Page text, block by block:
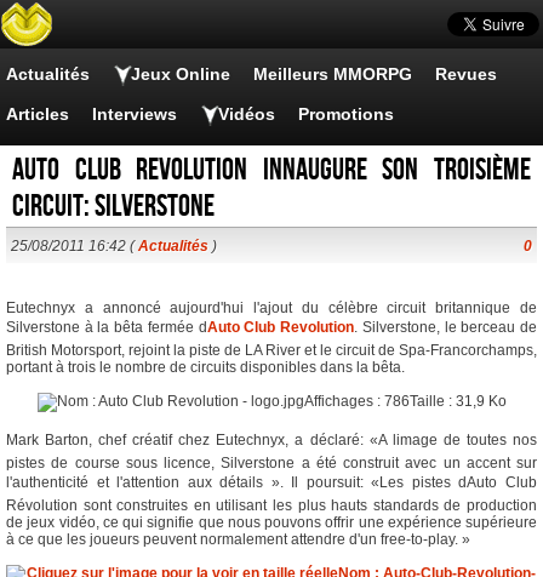
Actualités Jeux Online Meilleurs MMORPG Revues
Articles Interviews Vidéos Promotions
Auto Club Revolution innaugure son troisième
circuit: Silverstone
25/08/2011 16:42 (Actualités ) 0
Eutechnyx a annoncé aujourd'hui l'ajout du célèbre circuit britannique de
Silverstone à la bêta fermée dAuto Club Revolution. Silverstone, le berceau de
British Motorsport, rejoint la piste de LA River et le circuit de Spa-Francorchamps,
portant à trois le nombre de circuits disponibles dans la bêta.
Mark Barton, chef créatif chez Eutechnyx, a déclaré: «A limage de toutes nos
pistes de course sous licence, Silverstone a été construit avec un accent sur
l'authenticité et l'attention aux détails ». Il poursuit: «Les pistes dAuto Club
Révolution sont construites en utilisant les plus hauts standards de production
de jeux vidéo, ce qui signifie que nous pouvons offrir une expérience supérieure
à ce que les joueurs peuvent normalement attendre d'un free-to-play. »